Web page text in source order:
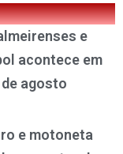
e
acontece em
agosto
e motoneta